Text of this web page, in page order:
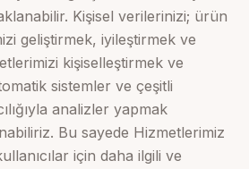
Kişisel verilerinizi; ürün
geliştirmek, iyileştirmek ve
kişiselleştirmek ve
sistemler ve çeşitli
analizler yapmak
Bu sayede Hizmetlerimiz
için daha ilgili ve